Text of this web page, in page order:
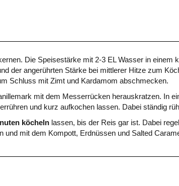
Die Speisestärke mit 2-3 EL Wasser in
der angerührten Stärke bei mittlerer Hitze zum
Schluss mit Zimt und Kardamom abschmecken.
mit dem Messerrücken herauskratzen. In
und kurz aufkochen lassen. Dabei ständig
köcheln lassen, bis der Reis gar ist. Dabei
und mit dem Kompott, Erdnüssen und Salted